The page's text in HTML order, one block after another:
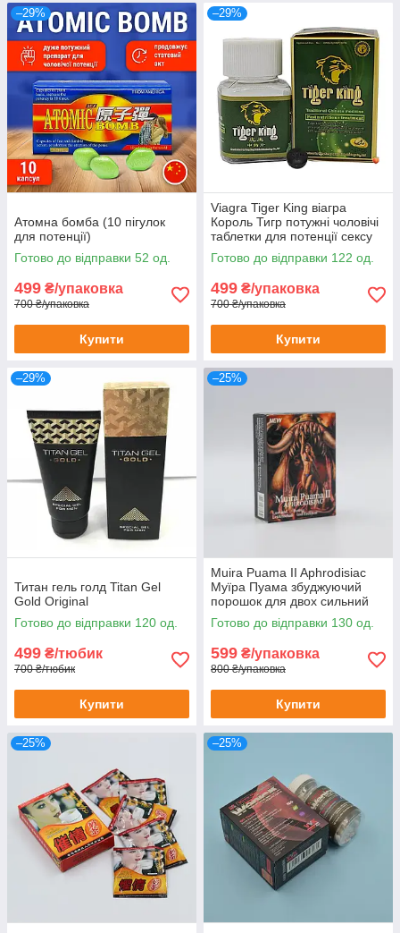
–29%
Атомна бомба (10 пігулок
для потенції)
Готово до відправки 52 од.
499 ₴/упаковка
700 ₴/упаковка
Купити
–29%
Viagra Tiger King віагра
Король Тигр потужні чоловічі
таблетки для потенції сексу
ерекції лібідо збільшення
потенції 10шт
Готово до відправки 122 од.
499 ₴/упаковка
700 ₴/упаковка
Купити
–29%
Титан гель голд Titan Gel
Gold Original
Готово до відправки 120 од.
499 ₴/тюбик
700 ₴/тюбик
Купити
–25%
Muira Puama II Aphrodisiac
Муїра Пуама збуджуючий
порошок для двох сильний
збудник для двох 10 шт
Готово до відправки 130 од.
599 ₴/упаковка
800 ₴/упаковка
Купити
–25% –25%